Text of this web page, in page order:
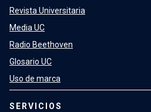
Revista Universitaria
Media UC
Radio Beethoven
Glosario UC
Uso de marca
SERVICIOS